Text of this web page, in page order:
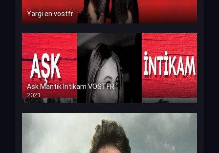
Yargi en vostfr
Ask Mantik İntikam VOSTFR
2021